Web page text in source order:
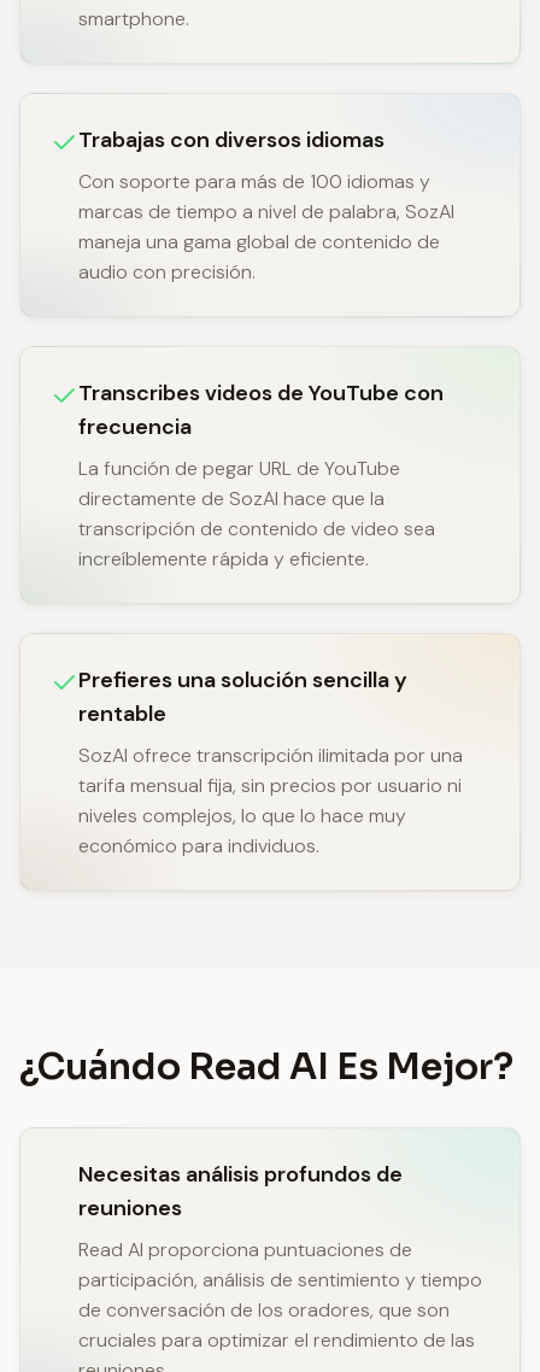
smartphone.
Trabajas con diversos idiomas
Con soporte para más de 100 idiomas y
marcas de tiempo a nivel de palabra, SozAI
maneja una gama global de contenido de
audio con precisión.
Transcribes videos de YouTube con
frecuencia
La función de pegar URL de YouTube
directamente de SozAI hace que la
transcripción de contenido de video sea
increíblemente rápida y eficiente.
Prefieres una solución sencilla y
rentable
SozAI ofrece transcripción ilimitada por una
tarifa mensual fija, sin precios por usuario ni
niveles complejos, lo que lo hace muy
económico para individuos.
¿Cuándo Read AI Es Mejor?
Necesitas análisis profundos de
reuniones
Read AI proporciona puntuaciones de
participación, análisis de sentimiento y tiempo
de conversación de los oradores, que son
cruciales para optimizar el rendimiento de las